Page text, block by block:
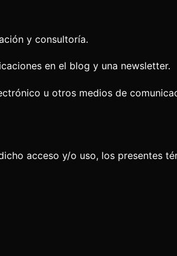
y consultoría.
en el blog y una newsletter.
u otros medios de
acceso y/o uso, los presentes